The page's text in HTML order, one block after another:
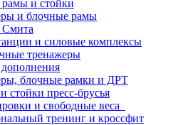
и стойки
и блочные рамы
и силовые комплексы
тренажеры
блочные рамки и ДРТ
стойки пресс-брусья
и свободные веса
тренинг и кроссфит